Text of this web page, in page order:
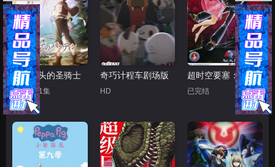
世界尽头的圣骑士
更新至11集
奇巧计程车剧场版
HD
超时空要塞：可曾记得爱
已完结